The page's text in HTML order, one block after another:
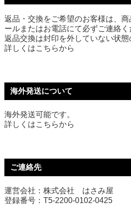
返品・交換をご希望のお客様は、
ールまたはお電話にて必ずご連絡く
返品交換は封印を外していない状態
詳しくはこちらから
海外発送について
海外発送可能です。
詳しくはこちらから
ご連絡先
運営会社：株式会社 はさみ屋
登録番号：T5-2200-0102-0425